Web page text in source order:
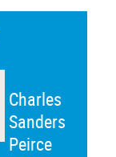
Charles
Sanders
Peirce